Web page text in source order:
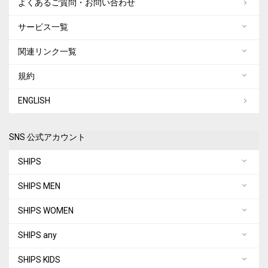
よくあるご質問・お問い合わせ
サービス一覧
関連リンク一覧
規約
ENGLISH
SNS 公式アカウント
SHIPS
SHIPS MEN
SHIPS WOMEN
SHIPS any
SHIPS KIDS